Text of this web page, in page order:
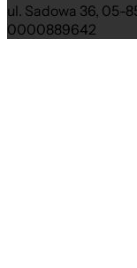
ul. Sadowa 36, 05-
0000889642